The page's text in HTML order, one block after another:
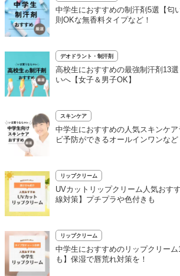
中学生におすすめの制汗剤5選【匂
則OKな無香料タイプなど！
デオドラント・制汗剤
高校生におすすめの最強制汗剤13
いへ【女子＆男子OK】
スキンケア
中学生におすすめの人気スキンケ
ビ予防ができるオールインワンなど
リップクリーム
UVカットリップクリーム人気おす
線対策】プチプラや色付きも
リップクリーム
中学生におすすめのリップクリーム
も】保湿で唇荒れ対策を！